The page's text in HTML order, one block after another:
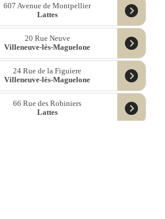
607 Avenue de Montpellier
Lattes
20 Rue Neuve
Villeneuve-lès-Maguelone
24 Rue de la Figuiere
Villeneuve-lès-Maguelone
66 Rue des Robiniers
Lattes